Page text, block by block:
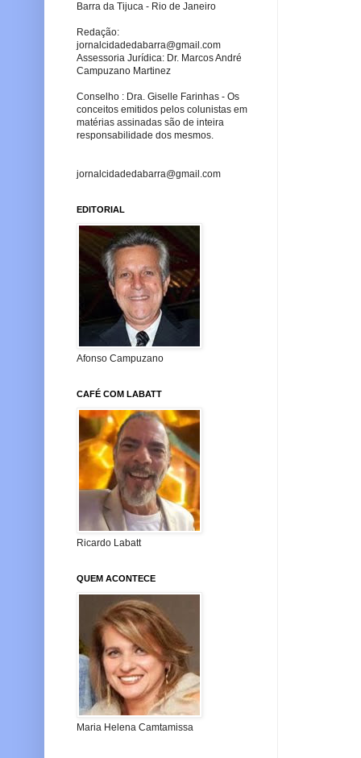
Barra da Tijuca - Rio de Janeiro
Redação:
jornalcidadedabarra@gmail.com
Assessoria Jurídica: Dr. Marcos André
Campuzano Martinez
Conselho : Dra. Giselle Farinhas - Os
conceitos emitidos pelos colunistas em
matérias assinadas são de inteira
responsabilidade dos mesmos.
jornalcidadedabarra@gmail.com
EDITORIAL
Afonso Campuzano
CAFÉ COM LABATT
Ricardo Labatt
QUEM ACONTECE
Maria Helena Camtamissa